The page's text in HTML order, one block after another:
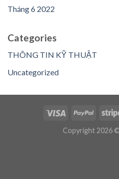
Tháng 6 2022
Categories
THÔNG TIN KỸ THUẬT
Uncategorized
Copyright 2026